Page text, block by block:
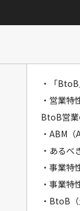
・「
・営業特
BtoB営業
・ABM（
・あるべ
・事業特
・事業特
・BtoB